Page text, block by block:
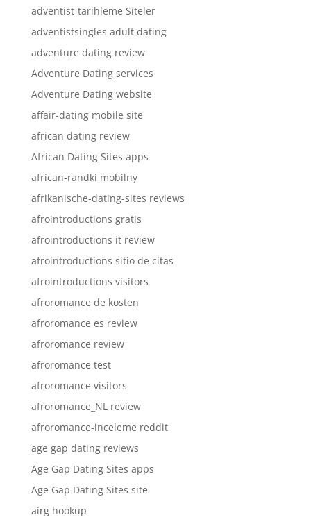
adventist-tarihleme Siteler
adventistsingles adult dating
adventure dating review
Adventure Dating services
Adventure Dating website
affair-dating mobile site
african dating review
African Dating Sites apps
african-randki mobilny
afrikanische-dating-sites reviews
afrointroductions gratis
afrointroductions it review
afrointroductions sitio de citas
afrointroductions visitors
afroromance de kosten
afroromance es review
afroromance review
afroromance test
afroromance visitors
afroromance_NL review
afroromance-inceleme reddit
age gap dating reviews
Age Gap Dating Sites apps
Age Gap Dating Sites site
airg hookup